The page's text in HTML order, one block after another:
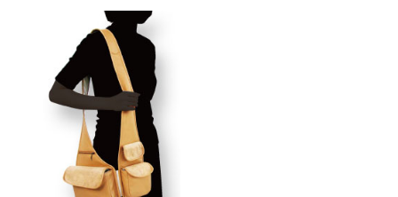
ビジネスシーン（ギャラリー）
CustomOrder
Company
Contact